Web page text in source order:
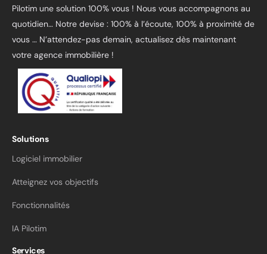
Pilotim une solution 100% vous ! Nous vous accompagnons au
quotidien… Notre devise : 100% à l’écoute, 100% à proximité de
vous … N’attendez-pas demain, actualisez dès maintenant
votre agence immobilière !
Solutions
Logiciel immobilier
Atteignez vos objectifs
Fonctionnalités
IA Pilotim
Services